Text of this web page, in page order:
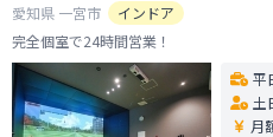
愛知県 一宮市
インドア
完全個室で24時間営業！
平
土
月